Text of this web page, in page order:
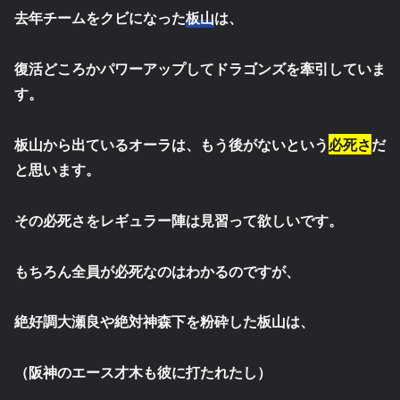
去年チームをクビになった板山は、
復活どころかパワーアップしてドラゴンズを牽引していま
す。
板山から出ているオーラは、もう後がないという必死さだ
と思います。
その必死さをレギュラー陣は見習って欲しいです。
もちろん全員が必死なのはわかるのですが、
絶好調大瀬良や絶対神森下を粉砕した板山は、
（阪神のエース才木も彼に打たれたし）